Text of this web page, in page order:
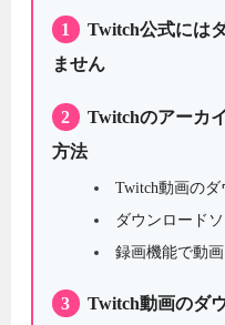
1
Twitch公式には
ません
2
Twitchのアーカ
方法
Twitch動画のダ
ダウンロード
録画機能で動
3
Twitch動画のダ